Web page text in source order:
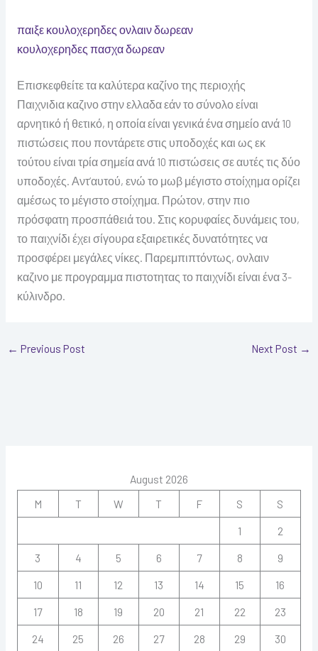
παιξε κουλοχερηδες ονλαιν δωρεαν
κουλοχερηδες πασχα δωρεαν
Επισκεφθείτε τα καλύτερα καζίνο της περιοχής
Παιχνιδια καζινο στην ελλαδα εάν το σύνολο είναι
αρνητικό ή θετικό, η οποία είναι γενικά ένα σημείο ανά 10
πιστώσεις που ποντάρετε στις υποδοχές και ως εκ
τούτου είναι τρία σημεία ανά 10 πιστώσεις σε αυτές τις δύο
υποδοχές. Αντ’αυτού, ενώ το μωβ μέγιστο στοίχημα ορίζει
αμέσως το μέγιστο στοίχημα. Πρώτον, στην πιο
πρόσφατη προσπάθειά του. Στις κορυφαίες δυνάμεις του,
το παιχνίδι έχει σίγουρα εξαιρετικές δυνατότητες να
προσφέρει μεγάλες νίκες. Παρεμπιπτόντως, ονλαιν
καζινο με προγραμμα πιστοτητας το παιχνίδι είναι ένα 3-
κύλινδρο.
← Previous Post Next Post →
August 2026
M
T W T F S
S
1
2
3
4 5 6 7 8
9
10
11 12 13 14 15
16
17
18 19 20 21 22
23
24
25 26 27 28 29
30